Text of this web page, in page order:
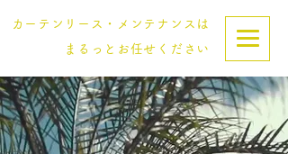
カーテンリース・メンテナンスは
まるっとお任せください